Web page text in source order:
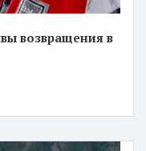
возвращения в